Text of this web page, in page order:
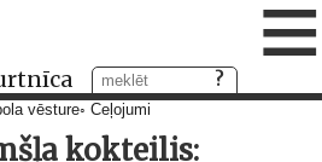
≡
vēsture Ceļojumi
kokteilis: